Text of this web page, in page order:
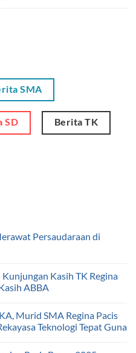
SMA
SD Berita TK
Persaudaraan di
Kasih TK Regina
ABBA
Murid SMA Regina Pacis
Teknologi Tepat Guna